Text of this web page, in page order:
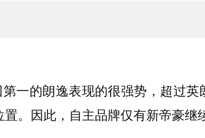
一的朗逸表现的很强势，超过
。因此，自主品牌仅有新帝豪继